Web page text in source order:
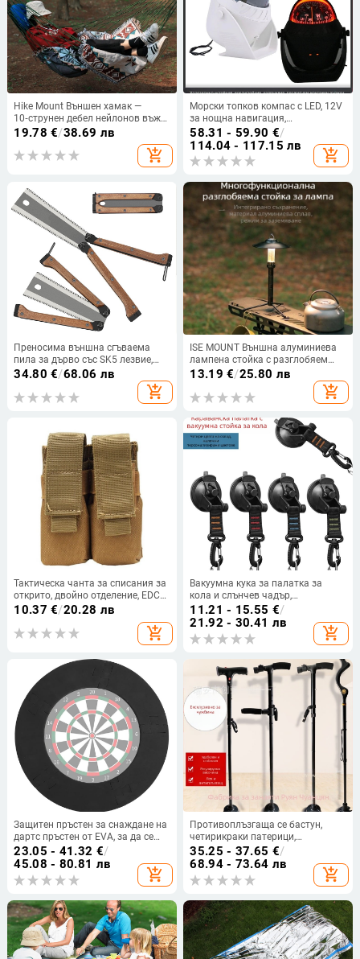
Hike Mount Външен хамак —
10‑струнен дебел нейлонов въже,
хамак с мрежеста повърхност,
преносим люлеещ се стол, товар
до 100 кг
19.78 €/38.69 лв
add_shopping_cart
Морски топков компас с LED, 12V
за нощна навигация,
високопрецизен морски прибор
58.31 - 59.90 €/
114.04 - 117.15 лв
add_shopping_cart
Преносима външна сгъваема
пила за дърво със SK5 лезвие,
двустранно режещо острие и
34.80 €/68.06 лв
add_shopping_cart
ISE MOUNT Външна алуминиева
лампена стойка с разглобяем
трипод за настолен и подов
13.19 €/25.80 лв
add_shopping_cart
Тактическа чанта за списания за
открито, двойно отделение, EDC
инструментална чанта,
10.37 €/20.28 лв
add_shopping_cart
Вакуумна кука за палатка за
кола и слънчев чадър,
преносима, без пробиване
11.21 - 15.55 €/
21.92 - 30.41 лв
add_shopping_cart
Защитен пръстен за снаждане на
дартс пръстен от EVA, за да се
предотврати повреда на
стенната универсална дартс
дъска
23.05 - 41.32 €/
45.08 - 80.81 лв
add_shopping_cart
Противоплъзгаща се бастун,
четирикраки патерици,
телескопични сгъваеми леки
патерици от алуминиева сплав,
многофункционални патерици с
леко регулиране
35.25 - 37.65 €/
68.94 - 73.64 лв
add_shopping_cart